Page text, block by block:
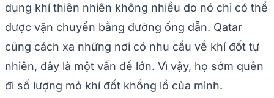
dụng khí thiên nhiên không nhiều do nó chỉ có thể
được vận chuyển bằng đường ống dẫn. Qatar
cũng cách xa những nơi có nhu cầu về khí đốt tự
nhiên, đây là một vấn đề lớn. Vì vậy, họ sớm quên
đi số lượng mỏ khí đốt khổng lồ của mình.